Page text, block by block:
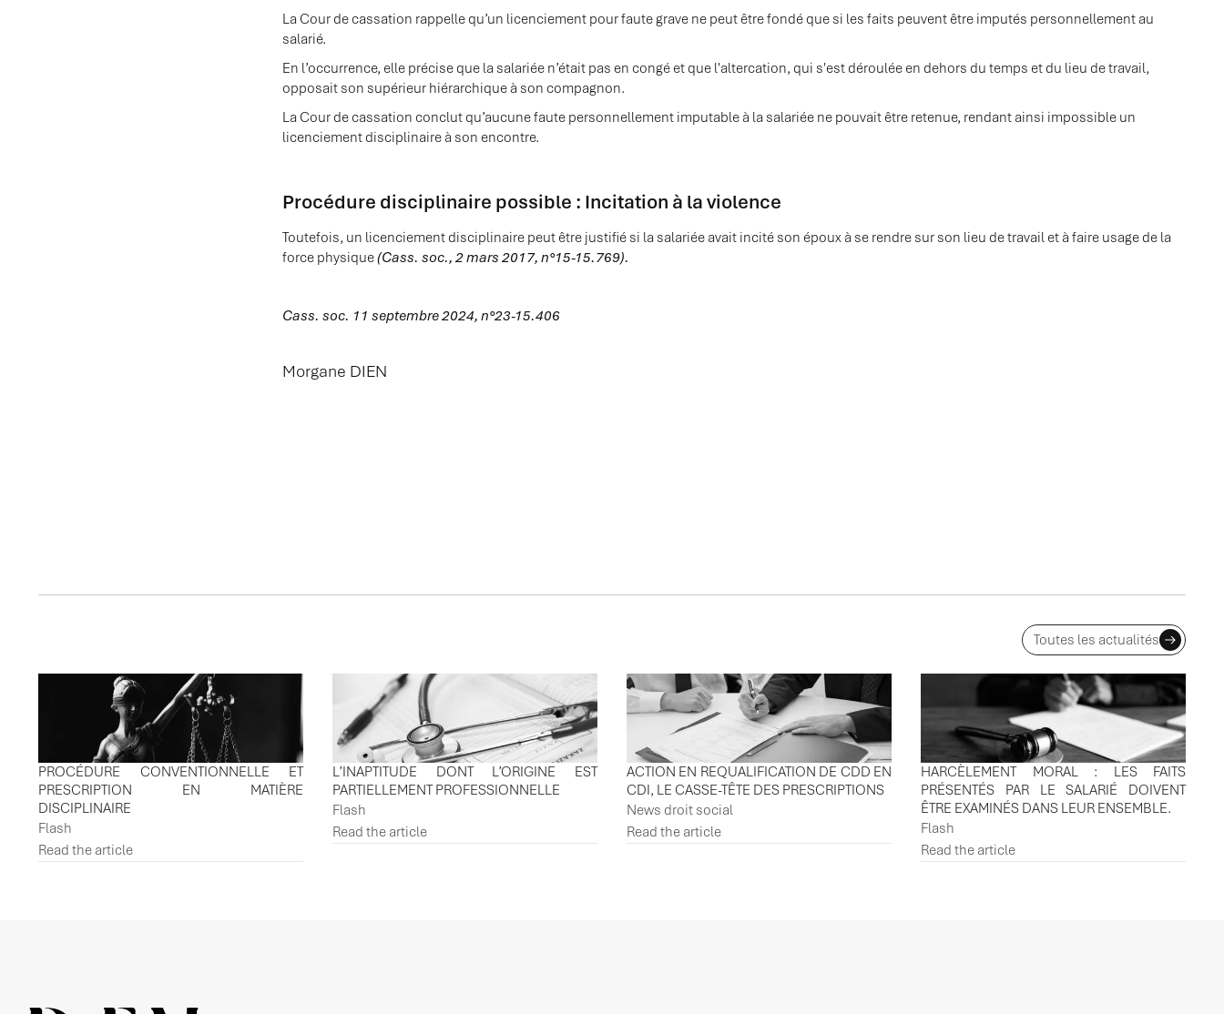
La Cour de cassation rappelle qu’un licenciement pour faute grave ne peut être fondé que si les faits peuvent être imputés personnellement au
salarié.
En l’occurrence, elle précise que la salariée n’était pas en congé et que l'altercation, qui s'est déroulée en dehors du temps et du lieu de travail,
opposait son supérieur hiérarchique à son compagnon.
La Cour de cassation conclut qu’aucune faute personnellement imputable à la salariée ne pouvait être retenue, rendant ainsi impossible un
licenciement disciplinaire à son encontre.
Procédure disciplinaire possible : Incitation à la violence
Toutefois, un licenciement disciplinaire peut être justifié si la salariée avait incité son époux à se rendre sur son lieu de travail et à faire usage de la
force physique(Cass. soc., 2 mars 2017, n°15-15.769).
Cass. soc. 11 septembre 2024, n°23-15.406
Morgane DIEN
ACTUALITES ASSOCIÉES
Toutes les actualités
PROCÉDURE CONVENTIONNELLE ET
PRESCRIPTION EN MATIÈRE
DISCIPLINAIRE
Flash
Read the article
L’INAPTITUDE DONT L’ORIGINE EST
PARTIELLEMENT PROFESSIONNELLE
Flash
Read the article
ACTION EN REQUALIFICATION DE CDD EN
CDI, LE CASSE-TÊTE DES PRESCRIPTIONS
News droit social
Read the article
HARCÈLEMENT MORAL : LES FAITS
PRÉSENTÉS PAR LE SALARIÉ DOIVENT
ÊTRE EXAMINÉS DANS LEUR ENSEMBLE.
Flash
Read the article